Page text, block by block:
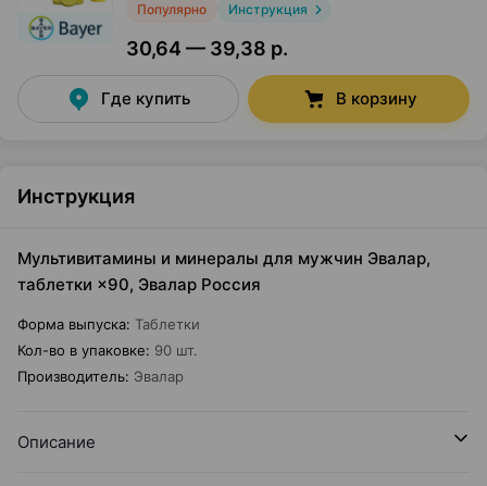
Популярно Инструкция
30,64 — 39,38 р.
Где купить В корзину
Инструкция
Мультивитамины и минералы для мужчин Эвалар,
таблетки ×90, Эвалар Россия
Форма выпуска: Таблетки
Кол-во в упаковке: 90 шт.
Производитель: Эвалар
Описание